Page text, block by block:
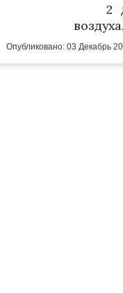
2
Опубликовано: 03 Декабрь